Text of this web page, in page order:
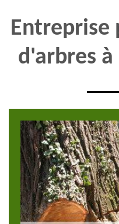
Entreprise
d'arbres à